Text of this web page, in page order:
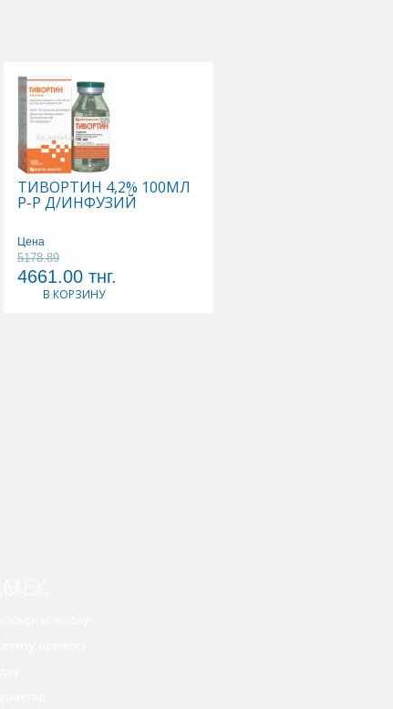
ТИВОРТИН 4,2% 100МЛ
Р-Р Д/ИНФУЗИЙ
Цена
5178.89
4661.00 тнг.
В КОРЗИНУ